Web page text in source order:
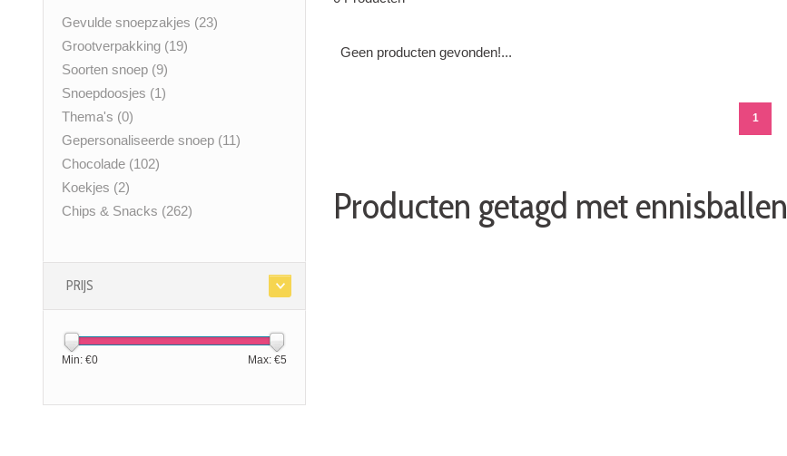
Gevulde snoepzakjes (23)
Grootverpakking (19)
Soorten snoep (9)
Snoepdoosjes (1)
Thema's (0)
Gepersonaliseerde snoep (11)
Chocolade (102)
Koekjes (2)
Chips & Snacks (262)
PRIJS
Min: €0 Max: €5
Geen producten gevonden!...
1
Producten getagd met ennisballen